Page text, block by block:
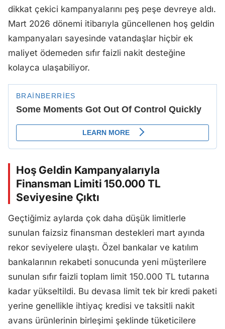
dikkat çekici kampanyalarını peş peşe devreye aldı.
Mart 2026 dönemi itibarıyla güncellenen hoş geldin
kampanyaları sayesinde vatandaşlar hiçbir ek
maliyet ödemeden sıfır faizli nakit desteğine
kolayca ulaşabiliyor.
Hoş Geldin Kampanyalarıyla
Finansman Limiti 150.000 TL
Seviyesine Çıktı
Geçtiğimiz aylarda çok daha düşük limitlerle
sunulan faizsiz finansman destekleri mart ayında
rekor seviyelere ulaştı. Özel bankalar ve katılım
bankalarının rekabeti sonucunda yeni müşterilere
sunulan sıfır faizli toplam limit 150.000 TL tutarına
kadar yükseltildi. Bu devasa limit tek bir kredi paketi
yerine genellikle ihtiyaç kredisi ve taksitli nakit
avans ürünlerinin birleşimi şeklinde tüketicilere